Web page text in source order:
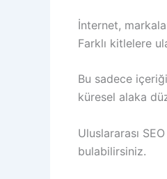
İnternet,
Farklı kitlelere
Bu sadece
küresel alaka
Uluslararası
bulabilirsiniz.